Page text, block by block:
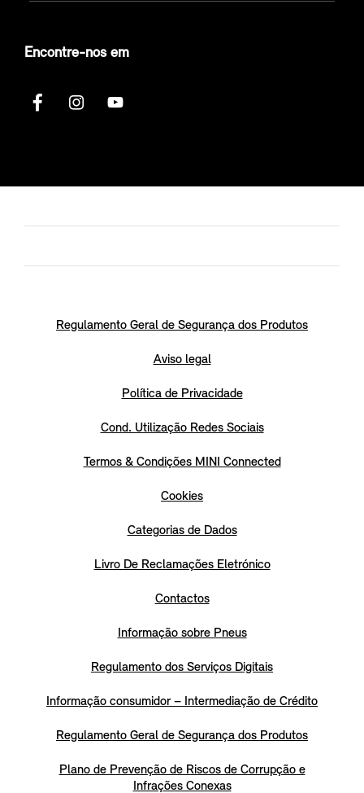
Encontre-nos em
Regulamento Geral de Segurança dos Produtos
Aviso legal
Política de Privacidade
Cond. Utilização Redes Sociais
Termos & Condições MINI Connected
Cookies
Categorias de Dados
Livro De Reclamações Eletrónico
Contactos
Informação sobre Pneus
Regulamento dos Serviços Digitais
Informação consumidor – Intermediação de Crédito
Regulamento Geral de Segurança dos Produtos
Plano de Prevenção de Riscos de Corrupção e
Infrações Conexas